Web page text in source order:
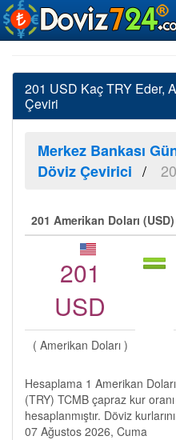
201 USD Kaç TRY Eder,
Çeviri
Merkez Bankası
Döviz Çevirici
201 Amerikan Doları
201
USD
( Amerikan Doları )
Hesaplama 1 Amerikan
(TRY) TCMB çapraz kur
hesaplanmıştır. Döviz
07 Ağustos 2026, Cuma